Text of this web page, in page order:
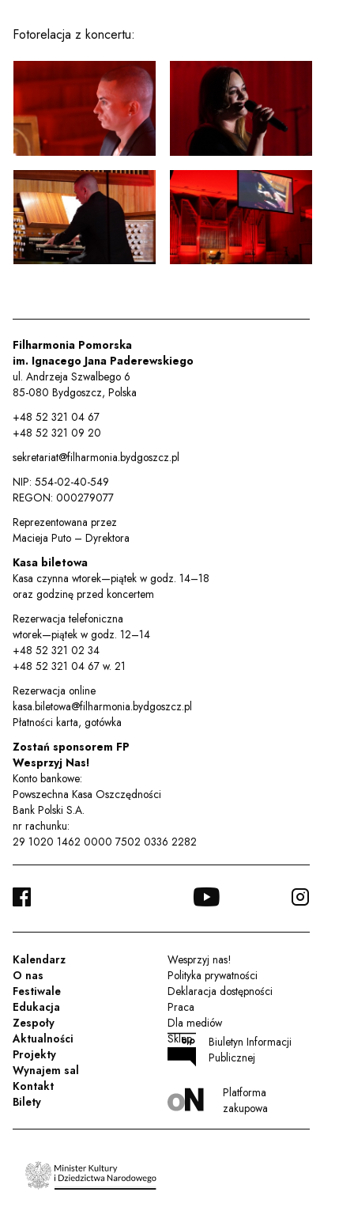
Fotorelacja z koncertu:
Filharmonia Pomorska
im. Ignacego Jana Paderewskiego
ul. Andrzeja Szwalbego 6
85-080 Bydgoszcz, Polska
+48 52 321 04 67
+48 52 321 09 20
sekretariat@filharmonia.bydgoszcz.pl
NIP: 554-02-40-549
REGON: 000279077
Reprezentowana przez
Macieja Puto – Dyrektora
Kasa biletowa
Kasa czynna wtorek—piątek w godz. 14–18
oraz godzinę przed koncertem
Rezerwacja telefoniczna
wtorek—piątek w godz. 12–14
+48 52 321 02 34
+48 52 321 04 67 w. 21
Rezerwacja online
kasa.biletowa@filharmonia.bydgoszcz.pl
Płatności karta, gotówka
Zostań sponsorem FP
Wesprzyj Nas!
Konto bankowe:
Powszechna Kasa Oszczędności
Bank Polski S.A.
nr rachunku:
29 1020 1462 0000 7502 0336 2282
FACEBOOK YOUTUBE
Kalendarz
O nas
Festiwale
Edukacja
Zespoły
Aktualności
Projekty
Wynajem sal
Kontakt
Bilety
Wesprzyj nas!
Polityka prywatności
Deklaracja dostępności
Praca
Dla mediów
Sklep
Biuletyn Informacji
Publicznej
Platforma
zakupowa